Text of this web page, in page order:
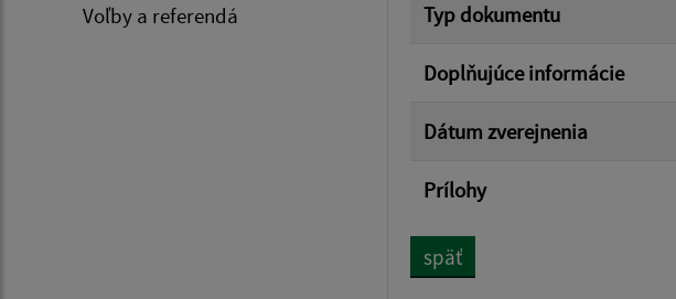
Voľby a referendá Typ dokumentu
Doplňujúce informácie
Dátum zverejnenia
Prílohy
späť